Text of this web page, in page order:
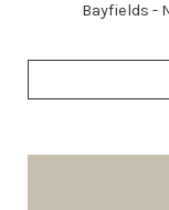
Bayfields -